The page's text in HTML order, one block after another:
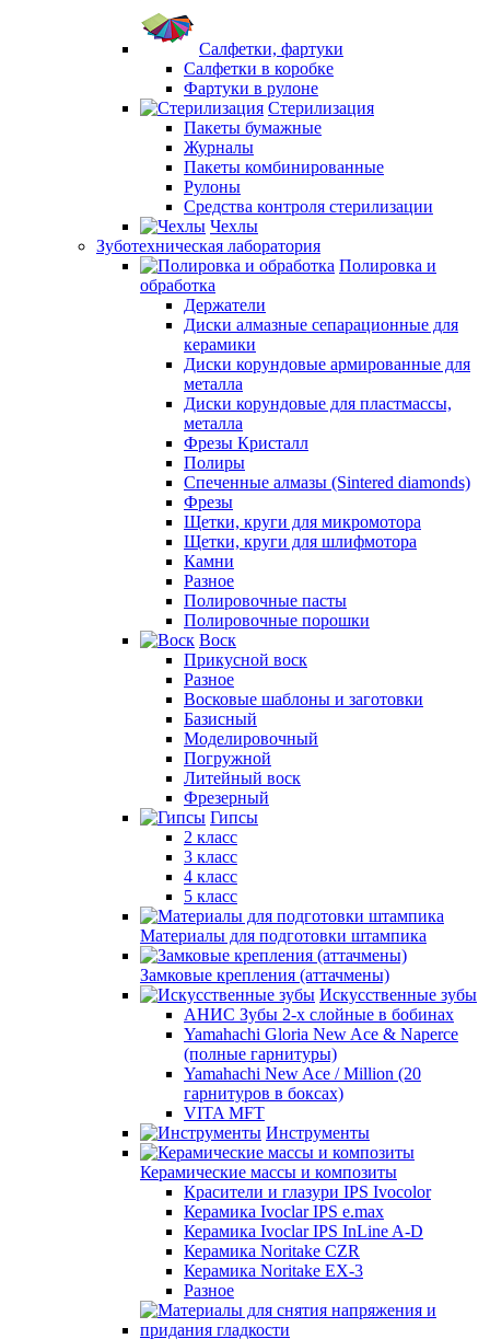
Салфетки, фартуки
Салфетки в коробке
Фартуки в рулоне
Стерилизация
Пакеты бумажные
Журналы
Пакеты комбинированные
Рулоны
Средства контроля стерилизации
Чехлы
Зуботехническая лаборатория
Полировка и
обработка
Держатели
Диски алмазные сепарационные для
керамики
Диски корундовые армированные для
металла
Диски корундовые для пластмассы,
металла
Фрезы Кристалл
Полиры
Спеченные алмазы (Sintered diamonds)
Фрезы
Щетки, круги для микромотора
Щетки, круги для шлифмотора
Камни
Разное
Полировочные пасты
Полировочные порошки
Воск
Прикусной воск
Разное
Восковые шаблоны и заготовки
Базисный
Моделировочный
Погружной
Литейный воск
Фрезерный
Гипсы
2 класс
3 класс
4 класс
5 класс
Материалы для подготовки штампика
Замковые крепления (аттачмены)
Искусственные зубы
АНИС Зубы 2-х слойные в бобинах
Yamahachi Gloria New Ace & Naperce
(полные гарнитуры)
Yamahachi New Ace / Million (20
гарнитуров в боксах)
VITA MFT
Инструменты
Керамические массы и композиты
Красители и глазури IPS Ivocolor
Керамика Ivoclar IPS e.max
Керамика Ivoclar IPS InLine A-D
Керамика Noritake CZR
Керамика Noritake EX-3
Разное